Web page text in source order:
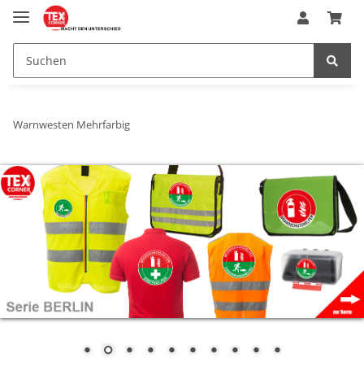
Warnwesten Mehrfarbig